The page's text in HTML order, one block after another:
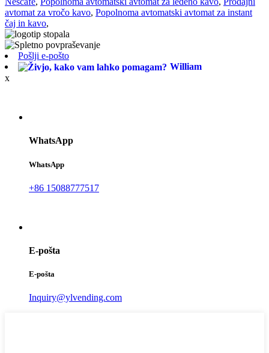
avtomat za vročo kavo, Popolnoma avtomatski avtomat za instant
čaj in kavo,
Pošlji e-pošto
William
x
WhatsApp
WhatsApp
+86 15088777517
E-pošta
E-pošta
Inquiry@ylvending.com